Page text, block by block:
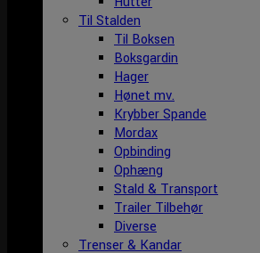
Til Stalden
Til Boksen
Boksgardin
Hager
Hønet mv.
Krybber Spande
Mordax
Opbinding
Ophæng
Stald & Transport
Trailer Tilbehør
Diverse
Trenser & Kandar